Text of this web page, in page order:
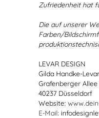
Zufriedenheit hat
Die auf unserer
Farben/
LEVAR DESIGN
Gilda Handke-Levar
Grafenberger Allee
40237 Düsseldorf
Website:
E-Mail: